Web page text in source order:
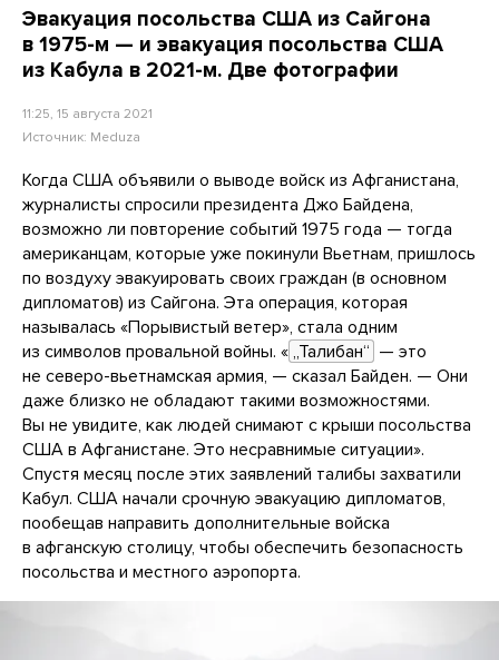
Эвакуация посольства США из Сайгона
в 1975-м — и эвакуация посольства США
из Кабула в 2021-м. Две фотографии
11:25, 15 августа 2021
Источник: Meduza
Когда США объявили о выводе войск из Афганистана,
журналисты спросили президента Джо Байдена,
возможно ли повторение событий 1975 года — тогда
американцам, которые уже покинули Вьетнам, пришлось
по воздуху эвакуировать своих граждан (в основном
дипломатов) из Сайгона. Эта операция, которая
называлась «Порывистый ветер», стала одним
из символов провальной войны. « „Талибан“ — это
не северо-вьетнамская армия, — сказал Байден. — Они
даже близко не обладают такими возможностями.
Вы не увидите, как людей снимают с крыши посольства
США в Афганистане. Это несравнимые ситуации».
Спустя месяц после этих заявлений талибы захватили
Кабул. США начали срочную эвакуацию дипломатов,
пообещав направить дополнительные войска
в афганскую столицу, чтобы обеспечить безопасность
посольства и местного аэропорта.